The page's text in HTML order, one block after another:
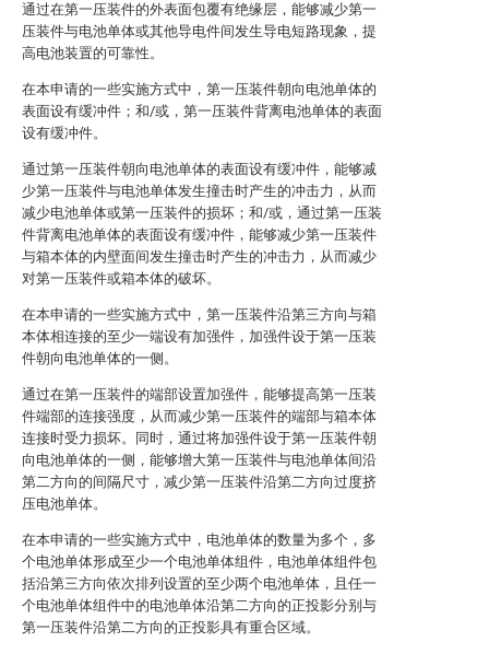
通过在第一压装件的外表面包覆有绝缘层，能够减少第一
压装件与电池单体或其他导电件间发生导电短路现象，提
高电池装置的可靠性。
在本申请的一些实施方式中，第一压装件朝向电池单体的
表面设有缓冲件；和/或，第一压装件背离电池单体的表面
设有缓冲件。
通过第一压装件朝向电池单体的表面设有缓冲件，能够减
少第一压装件与电池单体发生撞击时产生的冲击力，从而
减少电池单体或第一压装件的损坏；和/或，通过第一压装
件背离电池单体的表面设有缓冲件，能够减少第一压装件
与箱本体的内壁面间发生撞击时产生的冲击力，从而减少
对第一压装件或箱本体的破坏。
在本申请的一些实施方式中，第一压装件沿第三方向与箱
本体相连接的至少一端设有加强件，加强件设于第一压装
件朝向电池单体的一侧。
通过在第一压装件的端部设置加强件，能够提高第一压装
件端部的连接强度，从而减少第一压装件的端部与箱本体
连接时受力损坏。同时，通过将加强件设于第一压装件朝
向电池单体的一侧，能够增大第一压装件与电池单体间沿
第二方向的间隔尺寸，减少第一压装件沿第二方向过度挤
压电池单体。
在本申请的一些实施方式中，电池单体的数量为多个，多
个电池单体形成至少一个电池单体组件，电池单体组件包
括沿第三方向依次排列设置的至少两个电池单体，且任一
个电池单体组件中的电池单体沿第二方向的正投影分别与
第一压装件沿第二方向的正投影具有重合区域。